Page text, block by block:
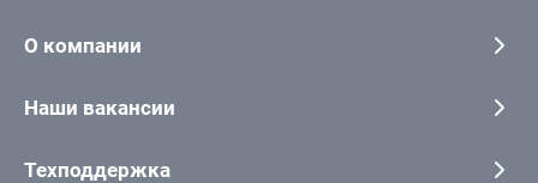
О компании
Наши вакансии
Техподдержка